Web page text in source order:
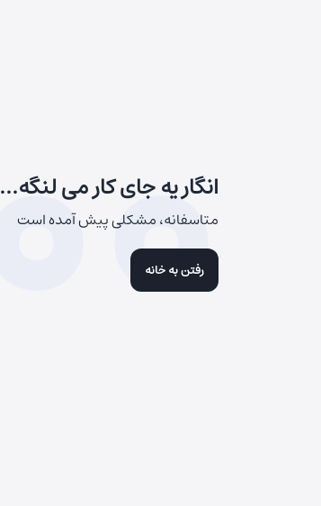
انگار یه جای کار می لنگه...
متاسفانه، مشکلی پیش آمده است
رفتن به خانه
500